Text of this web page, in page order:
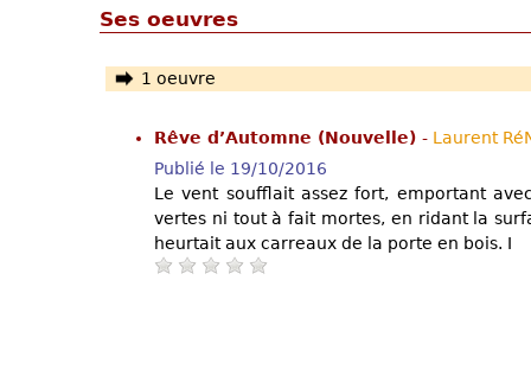
Ses oeuvres
1 oeuvre
Rêve d’Automne (Nouvelle) - Laurent
Publié le 19/10/2016
Le vent soufflait assez fort, emportant
vertes ni tout à fait mortes, en ridant la
heurtait aux carreaux de la porte en bois. I